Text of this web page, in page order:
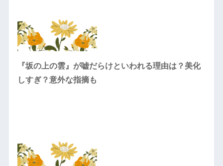
『坂の上の雲』が嘘だらけといわれる理由は？美化
しすぎ？意外な指摘も